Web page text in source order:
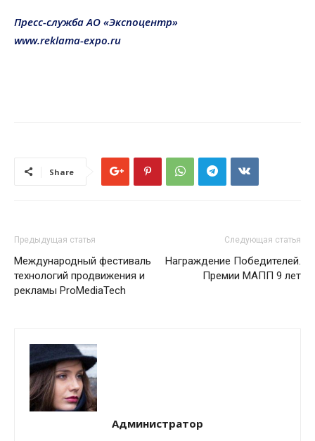
Пресс-служба АО «Экспоцентр»
www.reklama-expo.ru
Share
Предыдущая статья
Международный фестиваль
технологий продвижения и
рекламы ProMediaTech
Следующая статья
Награждение Победителей.
Премии МАПП 9 лет
Администратор